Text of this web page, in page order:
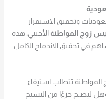
وتحقيق الاستقرار
زوج المواطنة الأجنبي، هذه
في تحقيق الاندماج الكامل
المواطنة تتطلب استيفاء
ليصبح جزءًا من النسيج